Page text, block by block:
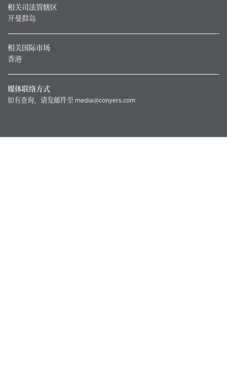
相关司法管辖区
开曼群岛
相关国际市场
香港
媒体联络方式
如有查询，请发邮件至 media@conyers.com